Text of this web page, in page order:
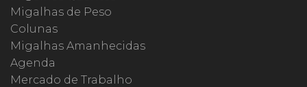
Migalhas de Peso
Colunas
Migalhas Amanhecidas
Agenda
Mercado de Trabalho